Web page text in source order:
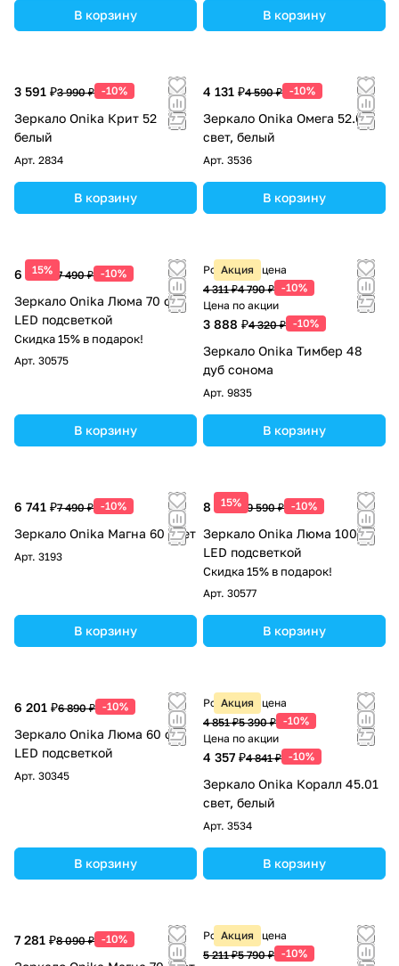
В корзину В корзину
3 591 ₽3 990 ₽ -10%
Зеркало Onika Крит 52
белый
Арт. 2834
В корзину
4 131 ₽4 590 ₽ -10%
Зеркало Onika Омега 52.01
свет, белый
Арт. 3536
В корзину
15%
6 741 ₽ 7 490 ₽ -10%
Зеркало Onika Люма 70 с
LED подсветкой
Скидка 15% в подарок!
Арт. 30575
В корзину
Акция
Розничная цена
4 311 ₽4 790 ₽ -10%
Цена по акции
3 888 ₽4 320 ₽ -10%
Зеркало Onika Тимбер 48
дуб сонома
Арт. 9835
В корзину
6 741 ₽7 490 ₽ -10%
Зеркало Onika Магна 60 свет
Арт. 3193
В корзину
15%
8 631 ₽ 9 590 ₽ -10%
Зеркало Onika Люма 100 с
LED подсветкой
Скидка 15% в подарок!
Арт. 30577
В корзину
6 201 ₽6 890 ₽ -10%
Зеркало Onika Люма 60 с
LED подсветкой
Арт. 30345
В корзину
Акция
Розничная цена
4 851 ₽5 390 ₽ -10%
Цена по акции
4 357 ₽4 841 ₽ -10%
Зеркало Onika Коралл 45.01
свет, белый
Арт. 3534
В корзину
7 281 ₽8 090 ₽ -10% Акция
Розничная цена
5 211 ₽5 790 ₽ -10%